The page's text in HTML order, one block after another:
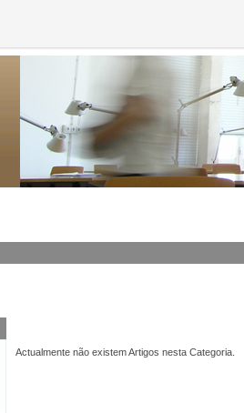
Actualmente não existem Artigos nesta Categoria.